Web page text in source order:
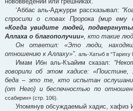
‘Аббас аль-Аджурри рассказывал:
спросили о словах Пророка (мир ему
«Когда увидите людей,
Аллаха о благополучии», кто такие
Он ответил: «Это люди,
отношению к Аллаху»”. аль-Хатыб в “Тариху
Имам Ибн аль-Къайим сказал:
говорили об этом хадисе:
беда – это те, кто испытан
(от Него) и беспечностью по
ссабирин» (стр. 106).
Упомянув обсуждаемый хадис, хафиз